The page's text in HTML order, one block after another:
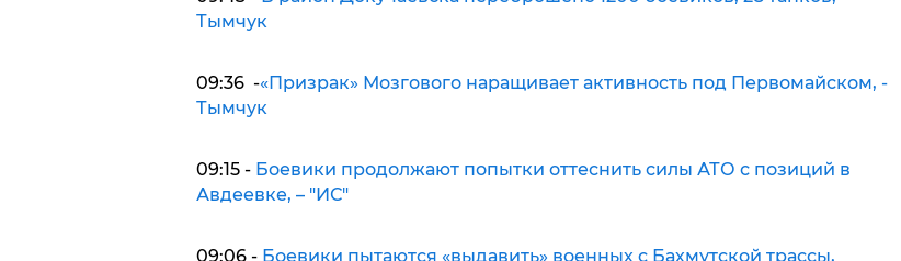
Тымчук
09:36 -«Призрак» Мозгового наращивает активность под Первомайском, -
Тымчук
09:15 - Боевики продолжают попытки оттеснить силы АТО с позиций в
Авдеевке, – "ИС"
09:06 - Боевики пытаются «выдавить» военных с Бахмутской трассы,